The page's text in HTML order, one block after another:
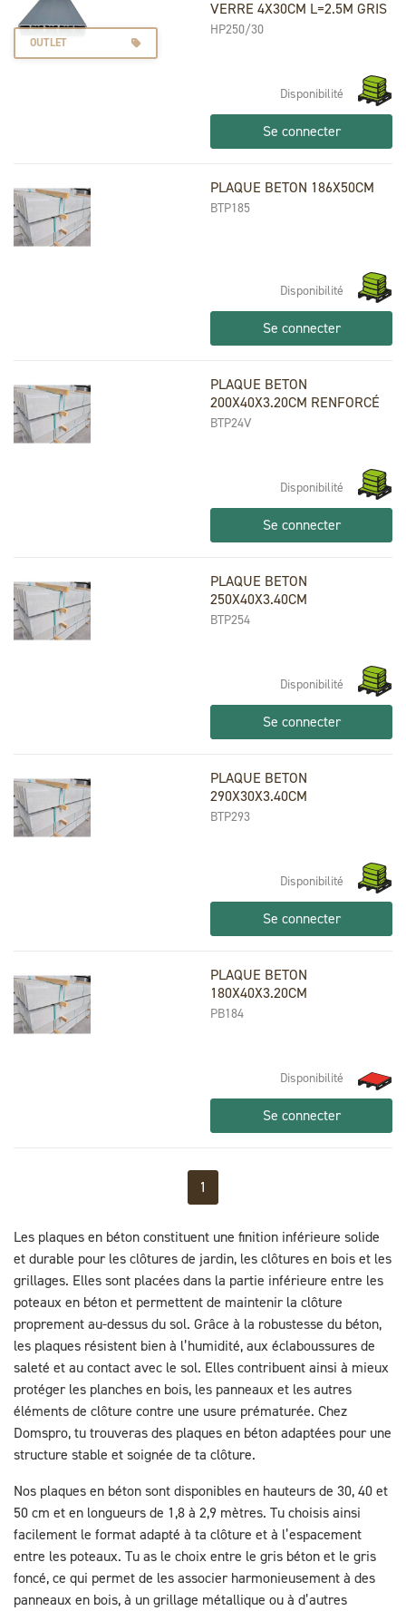
OUTLET
VERRE 4X30CM L=2.5M GRIS
HP250/30
Disponibilité
Se connecter
PLAQUE BETON 186X50CM
BTP185
Disponibilité
Se connecter
PLAQUE BETON
200X40X3.20CM RENFORCÉ
BTP24V
Disponibilité
Se connecter
PLAQUE BETON
250X40X3.40CM
BTP254
Disponibilité
Se connecter
PLAQUE BETON
290X30X3.40CM
BTP293
Disponibilité
Se connecter
PLAQUE BETON
180X40X3.20CM
PB184
Disponibilité
Se connecter
1
Les plaques en béton constituent une finition inférieure solide
et durable pour les clôtures de jardin, les clôtures en bois et les
grillages. Elles sont placées dans la partie inférieure entre les
poteaux en béton et permettent de maintenir la clôture
proprement au-dessus du sol. Grâce à la robustesse du béton,
les plaques résistent bien à l’humidité, aux éclaboussures de
saleté et au contact avec le sol. Elles contribuent ainsi à mieux
protéger les planches en bois, les panneaux et les autres
éléments de clôture contre une usure prématurée. Chez
Domspro, tu trouveras des plaques en béton adaptées pour une
structure stable et soignée de ta clôture.
Nos plaques en béton sont disponibles en hauteurs de 30, 40 et
50 cm et en longueurs de 1,8 à 2,9 mètres. Tu choisis ainsi
facilement le format adapté à ta clôture et à l’espacement
entre les poteaux. Tu as le choix entre le gris béton et le gris
foncé, ce qui permet de les associer harmonieusement à des
panneaux en bois, à un grillage métallique ou à d’autres